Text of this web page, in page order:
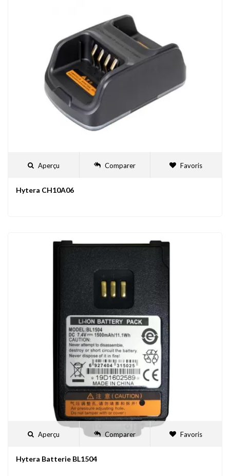
Aperçu Comparer Favoris
Hytera CH10A06
Aperçu Comparer Favoris
Hytera Batterie BL1504